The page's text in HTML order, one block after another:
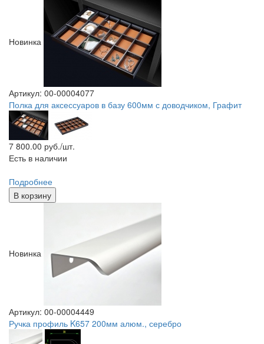
Новинка
Артикул: 00-00004077
Полка для аксессуаров в базу 600мм с доводчиком, Графит
7 800.00 руб./шт.
Есть в наличии
Подробнее
В корзину
Новинка
Артикул: 00-00004449
Ручка профиль K657 200мм алюм., серебро